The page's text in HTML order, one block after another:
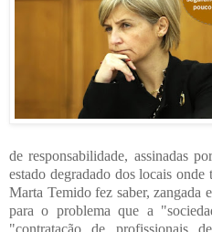
de responsabilidade, assinadas
estado degradado dos locais
Marta Temido fez saber, zangada
para o problema que a
"contratação de profissionais